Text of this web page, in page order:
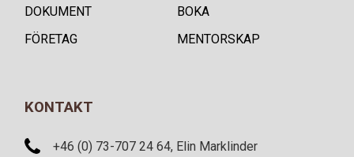
DOKUMENT
BOKA
FÖRETAG
MENTORSKAP
KONTAKT
+46 (0) 73-707 24 64, Elin Marklinder